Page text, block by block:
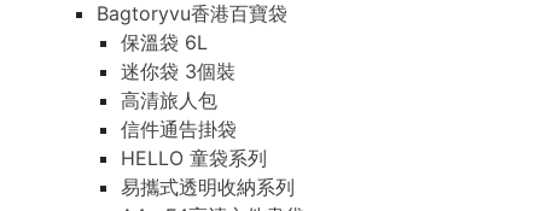
Bagtoryvu香港百寶袋
保溫袋 6L
迷你袋 3個裝
高清旅人包
信件通告掛袋
HELLO 童袋系列
易攜式透明收納系列